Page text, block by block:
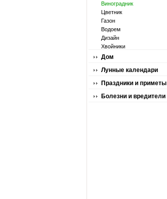
Виноградник
Цветник
Газон
Водоем
Дизайн
Хвойники
Дом
Лунные календари
Праздники и приметы
Болезни и вредители